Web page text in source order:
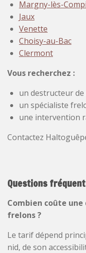
Margny-lès-
Jaux
Venette
Choisy-au-Bac
Clermont
Vous recherchez :
un destructeur de
un spécialiste
une intervention
Contactez
Questions
Combien coûte
frelons ?
Le tarif dépend
nid, de son